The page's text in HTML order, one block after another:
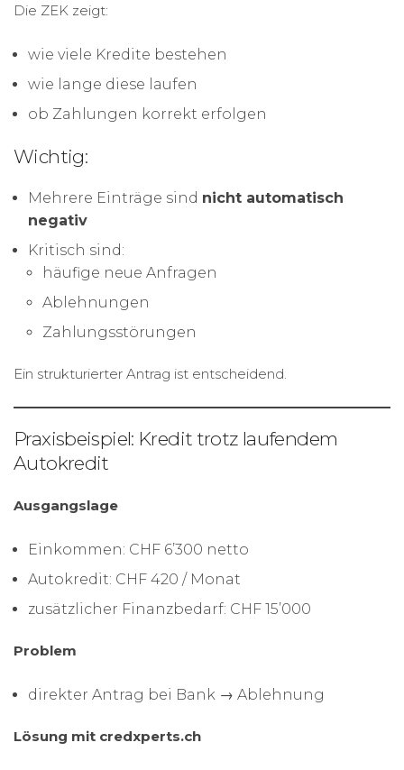
Die ZEK zeigt:
wie viele Kredite bestehen
wie lange diese laufen
ob Zahlungen korrekt erfolgen
Wichtig:
Mehrere Einträge sind nicht automatisch
negativ
Kritisch sind:
häufige neue Anfragen
Ablehnungen
Zahlungsstörungen
Ein strukturierter Antrag ist entscheidend.
Praxisbeispiel: Kredit trotz laufendem
Autokredit
Ausgangslage
Einkommen: CHF 6’300 netto
Autokredit: CHF 420 / Monat
zusätzlicher Finanzbedarf: CHF 15’000
Problem
direkter Antrag bei Bank → Ablehnung
Lösung mit credxperts.ch